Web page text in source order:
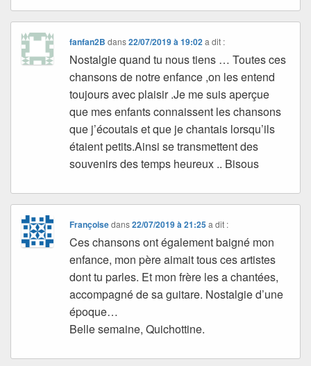
fanfan2B dans22/07/2019 à 19:02 a dit :
Nostalgie quand tu nous tiens … Toutes ces
chansons de notre enfance ,on les entend
toujours avec plaisir .Je me suis aperçue
que mes enfants connaissent les chansons
que j’écoutais et que je chantais lorsqu’ils
étaient petits.Ainsi se transmettent des
souvenirs des temps heureux .. Bisous
Françoisedans22/07/2019 à 21:25 a dit :
Ces chansons ont également baigné mon
enfance, mon père aimait tous ces artistes
dont tu parles. Et mon frère les a chantées,
accompagné de sa guitare. Nostalgie d’une
époque…
Belle semaine, Quichottine.